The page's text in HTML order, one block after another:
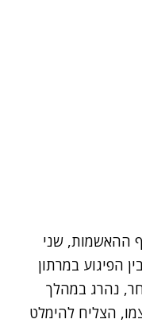
ההאשמות, שני
הפיגוע במרתון
נהרג במהלך
הצליח להימלט